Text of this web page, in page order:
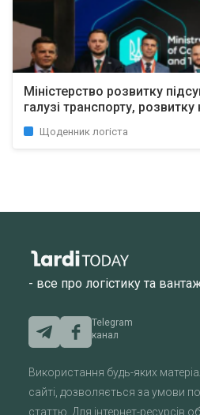
Міністерство розвитку
галузі транспорту, розвитку
Щоденник логіста
- все про логістику та
Telegram
канал
Використання будь-яких
сайті, дозволяється за умови
статтю. Для інтернет-ресурсів